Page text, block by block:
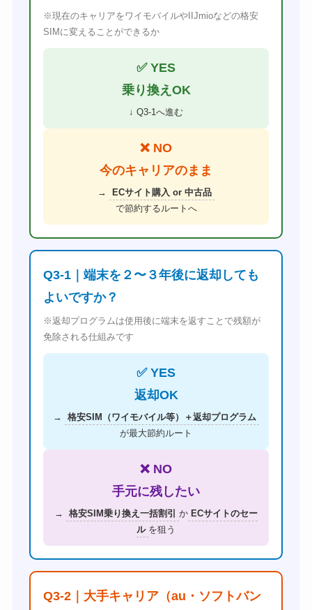
※現在のキャリアをワイモバイルやIIJmioなどの格安
SIMに変えることができるか
✅ YES
乗り換えOK
↓ Q3-1へ進む
❌ NO
今のキャリアのまま
→
ECサイト購入 or 中古品
で節約するルートへ
Q3-1｜端末を２〜３年後に返却しても
よいですか？
※返却プログラムは使用後に端末を返すことで残額が
免除される仕組みです
✅ YES
返却OK
→
格安SIM（ワイモバイル等）＋返却プログラム
が最大節約ルート
❌ NO
手元に残したい
→ 格安SIM乗り換え一括割引 か ECサイトのセー
ル を狙う
Q3-2｜大手キャリア（au・ソフトバン